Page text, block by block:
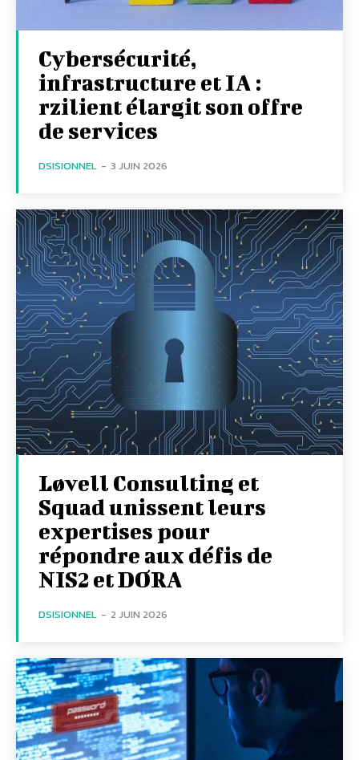
Cybersécurité,
infrastructure et IA :
rzilient élargit son offre
de services
DSISIONNEL - 3 JUIN 2026
Løvell Consulting et
Squad unissent leurs
expertises pour
répondre aux défis de
NIS2 et DORA
DSISIONNEL - 2 JUIN 2026